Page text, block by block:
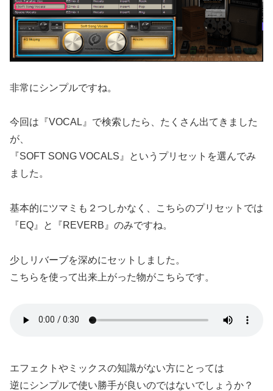
非常にシンプルですね。
今回は『VOCAL』で検索したら、たくさん出てきました
が、
『SOFT SONG VOCALS』というプリセットを選んでみ
ました。
基本的にツマミも２つしかなく、こちらのプリセットでは
『EQ』と『REVERB』のみですね。
少しリバーブを深めにセットしました。
こちらを使って出来上がった物がこちらです。
エフェクトやミックスの知識がない方にとっては
逆にシンプルで使い勝手が良いのではないでしょうか？